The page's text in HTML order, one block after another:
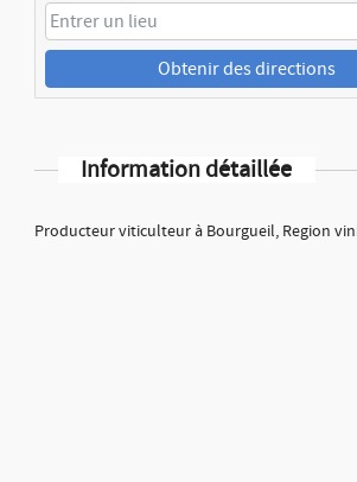
Obtenir des directions
Information détaillée
Producteur viticulteur à Bourgueil, Region